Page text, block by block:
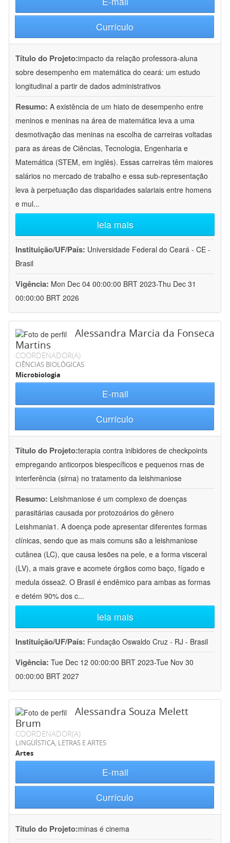
Currículo
Título do Projeto:impacto da relação professora-aluna
sobre desempenho em matemática do ceará: um estudo
longitudinal a partir de dados administrativos
Resumo: A existência de um hiato de desempenho entre
meninos e meninas na área de matemática leva a uma
desmotivação das meninas na escolha de carreiras voltadas
para as áreas de Ciências, Tecnologia, Engenharia e
Matemática (STEM, em inglês). Essas carreiras têm maiores
salários no mercado de trabalho e essa sub-representação
leva à perpetuação das disparidades salariais entre homens
e mul...
leia mais
Instituição/UF/País: Universidade Federal do Ceará - CE -
Brasil
Vigência: Mon Dec 04 00:00:00 BRT 2023-Thu Dec 31
00:00:00 BRT 2026
Alessandra Marcia da Fonseca
Martins
COORDENADOR(A)
CIÊNCIAS BIOLÓGICAS
Microbiologia
E-mail
Currículo
Título do Projeto:terapia contra inibidores de checkpoints
empregando anticorpos biespecíficos e pequenos rnas de
interferência (sirna) no tratamento da leishmaniose
Resumo: Leishmaniose é um complexo de doenças
parasitárias causada por protozoários do gênero
Leishmania1. A doença pode apresentar diferentes formas
clínicas, sendo que as mais comuns são a leishmaniose
cutânea (LC), que causa lesões na pele, e a forma visceral
(LV), a mais grave e acomete órgãos como baço, fígado e
medula óssea2. O Brasil é endêmico para ambas as formas
e detém 90% dos c...
leia mais
Instituição/UF/País: Fundação Oswaldo Cruz - RJ - Brasil
Vigência: Tue Dec 12 00:00:00 BRT 2023-Tue Nov 30
00:00:00 BRT 2027
Alessandra Souza Melett
Brum
COORDENADOR(A)
LINGÜÍSTICA, LETRAS E ARTES
Artes
E-mail
Currículo
Título do Projeto:minas é cinema